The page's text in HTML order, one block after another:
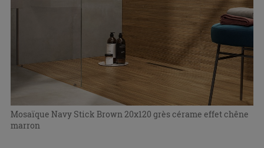
Mosaïque Navy Stick Brown 20x120 grès cérame effet chêne
marron